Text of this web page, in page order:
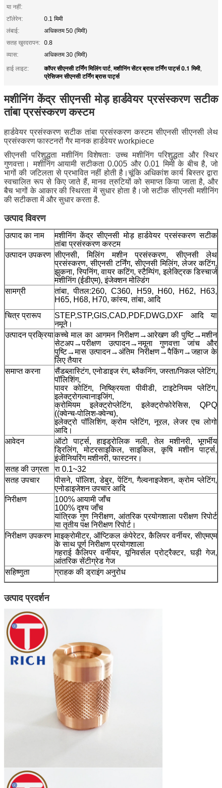
या नहीं:
टॉलेरेन:
0.1 मिमी
लंबाई:
अधिकतम 50 (मिमी)
सतह खुरदरापन: 0.8
व्यास:
अधिकतम 30 (मिमी)
हाई लाइट:
कॉपर सीएनसी टर्निंग मिलिंग पार्ट,मशीनिंग सेंटर ब्रास टर्निंग पार्ट्स 0.1 मिमी,
प्रेसिजन सीएनसी टर्निंग ब्रास पार्ट्स
मशीनिंग केंद्र सीएनसी मोड़ हार्डवेयर प्रसंस्करण सटीक
तांबा प्रसंस्करण कस्टम
हार्डवेयर प्रसंस्करण सटीक तांबा प्रसंस्करण कस्टम सीएनसी सीएनसी लेथ
प्रसंस्करण फास्टनरों गैर मानक हार्डवेयर workpiece
सीएनसी परिशुद्धता मशीनिंग विशेषताः उच्च मशीनिंग परिशुद्धता और स्थिर
गुणवत्ता। मशीनिंग आयामी सटीकता 0.005 और 0.01 मिमी के बीच है, जो
भागों की जटिलता से प्रभावित नहीं होती है।चूंकि अधिकांश कार्य बिस्तर द्वारा
स्वचालित रूप से किए जाते हैं, मानव त्रुटियों को समाप्त किया जाता है, और
बैच भागों के आकार की स्थिरता में सुधार होता है।जो सटीक सीएनसी मशीनिंग
की सटीकता में और सुधार करता है.
उत्पाद विवरण
उत्पाद का नाम
मशीनिंग केंद्र सीएनसी मोड़ हार्डवेयर प्रसंस्करण सटीक
तांबा प्रसंस्करण कस्टम
उत्पादन उपकरण सीएनसी, मिलिंग मशीन प्रसंस्करण, सीएनसी लेथ
प्रसंस्करण, सीएनसी टर्निंग, सीएनसी मिलिंग, लेजर कटिंग,
झुकना, स्पिनिंग, वायर कटिंग, स्टैम्पिंग, इलेक्ट्रिक डिस्चार्ज
मशीनिंग (ईडीएम), इंजेक्शन मोल्डिंग
सामग्री
तांबा, पीतल:260, C360, H59, H60, H62, H63,
H65, H68, H70, कांस्य, तांबा, आदि
चित्र प्रारूप
STEP,STP,GIS,CAD,PDF,DWG,DXF आदि या
नमूने।
उत्पादन प्रक्रियाकच्चे माल का आगमन निरीक्षण→आरेखण की पुष्टि→मशीन
सेटअप→परीक्षण उत्पादन→नमूना गुणवत्ता जांच और
पुष्टि→मास उत्पादन→अंतिम निरीक्षण→पैकिंग→जहाज के
लिए तैयार
समाप्त करना
सैंडब्लास्टिंग, एनोडाइज रंग, ब्लैकनिंग, जस्ता/निकल प्लेटिंग,
पॉलिशिंग,
पावर कोटिंग, निष्क्रियता पीवीडी, टाइटेनियम प्लेटिंग,
इलेक्ट्रोगल्वानाइजिंग,
क्रोमियम इलेक्ट्रोप्लेटिंग, इलेक्ट्रोफोरेसिस, QPQ
((क्वेन्च-पोलिश-क्वेन्च),
इलेक्ट्रो पॉलिशिंग, क्रोम प्लेटिंग, नूरल, लेजर एच लोगो
आदि।
आवेदन
ऑटो पार्ट्स, हाइड्रोलिक नली, तेल मशीनरी, भूगर्भीय
ड्रिलिंग, मोटरसाइकिल, साइकिल, कृषि मशीन पार्ट्स,
इंजीनियरिंग मशीनरी, फास्टनर।
सतह की उग्रता
रा 0.1~32
सतह उपचार
पीसने, पॉलिश, डेबुर, पेंटिंग, गैल्वनाइजेशन, क्रोम प्लेटिंग,
एनोडाइजेशन उपचार आदि
निरीक्षण
100% आयामी जाँच
100% दृश्य जाँच
यांत्रिक गुण निरीक्षण, आंतरिक प्रयोगशाला परीक्षण रिपोर्ट
या तृतीय पक्ष निरीक्षण रिपोर्ट।
निरीक्षण उपकरण माइक्रोमीटर, ऑप्टिकल कंपेरेटर, कैलिपर वर्नीयर, सीएमएम
के साथ पूर्ण निरीक्षण प्रयोगशाला
गहराई कैलिपर वर्नीयर, यूनिवर्सल प्रोट्रैक्टर, घड़ी गेज,
आंतरिक सेंटीग्रेड गेज
सहिष्णुता
ग्राहक की ड्राइंग अनुरोध
उत्पाद प्रदर्शन